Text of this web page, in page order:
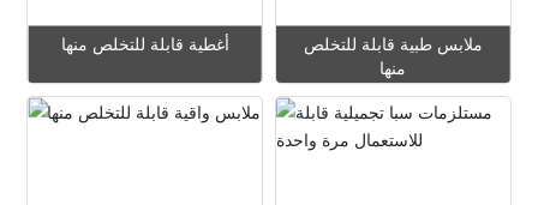
أغطية قابلة للتخلص منها
عرض المزيد
ملابس طبية قابلة للتخلص
منها
عرض المزيد